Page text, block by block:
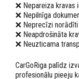
❌ Nepareiza kravas
❌ Nepilnīga
❌ Neprecīzi
❌ Neapdrošināta
❌ Neuzticama
CarGoRiga palīdz
profesionālu pieeju